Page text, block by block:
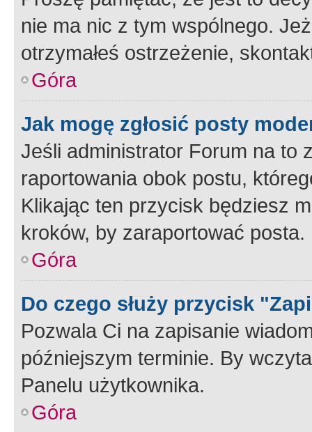
nie ma nic z tym wspólnego.
otrzymałeś ostrzeżenie,
Góra
Jak mogę zgłosić posty
Jeśli administrator Forum na to
raportowania obok postu,
Klikając ten przycisk będziesz
kroków, by zaraportować posta.
Góra
Do czego służy przycisk
Pozwala Ci na zapisanie
późniejszym terminie. By
Panelu użytkownika.
Góra